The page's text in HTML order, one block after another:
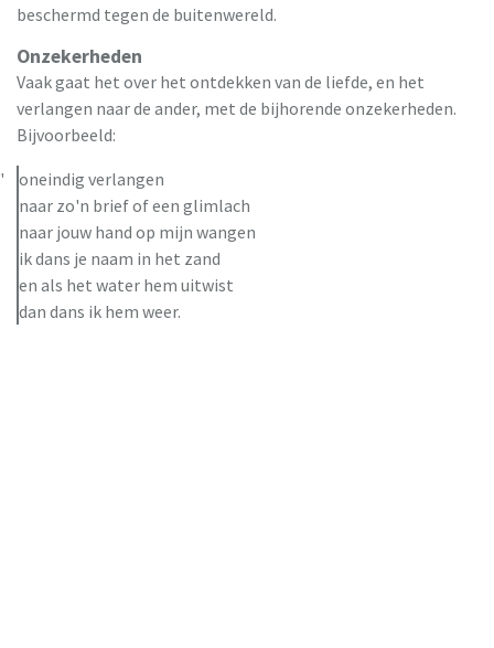
beschermd tegen de buitenwereld.
Onzekerheden
Vaak gaat het over het ontdekken van de liefde, en het
verlangen naar de ander, met de bijhorende onzekerheden.
Bijvoorbeeld:
oneindig verlangen
naar zo'n brief of een glimlach
naar jouw hand op mijn wangen
ik dans je naam in het zand
en als het water hem uitwist
dan dans ik hem weer.